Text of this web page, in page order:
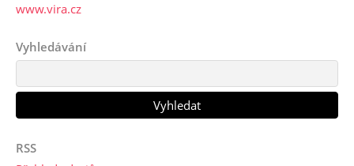
www.vira.cz
Vyhledávání
RSS